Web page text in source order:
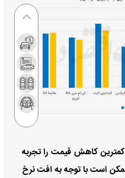
کمترین کاهش قیمت را تجربه
است با توجه به افت نرخ